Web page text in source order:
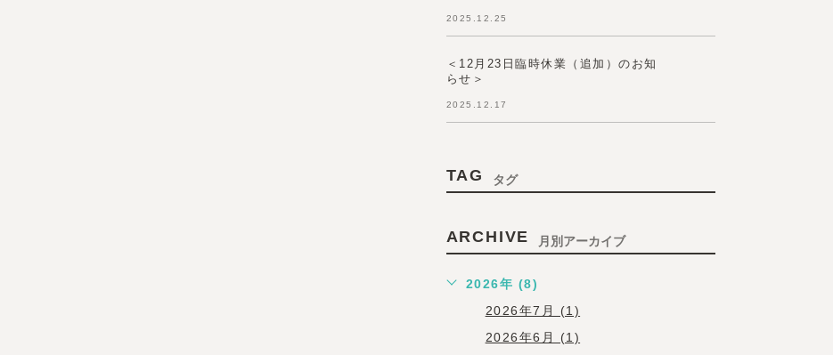
2025.12.25
＜12月23日臨時休業（追加）のお知
らせ＞
2025.12.17
TAG タグ
ARCHIVE 月別アーカイブ
2026年 (8)
2026年7月 (1)
2026年6月 (1)